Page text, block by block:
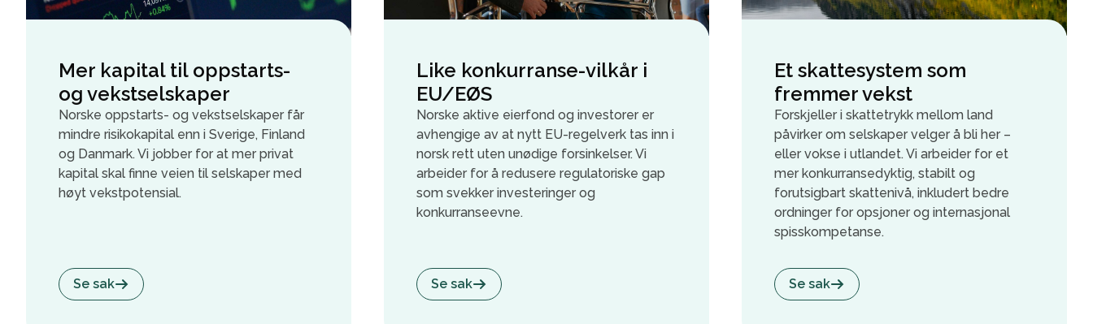
Mer kapital til oppstarts-
og vekstselskaper
Norske oppstarts- og vekstselskaper får
mindre risikokapital enn i Sverige, Finland
og Danmark. Vi jobber for at mer privat
kapital skal finne veien til selskaper med
høyt vekstpotensial.
Se sak
Like konkurranse-vilkår i
EU/EØS
Norske aktive eierfond og investorer er
avhengige av at nytt EU-regelverk tas inn i
norsk rett uten unødige forsinkelser. Vi
arbeider for å redusere regulatoriske gap
som svekker investeringer og
konkurranseevne.
Se sak
Et skattesystem som
fremmer vekst
Forskjeller i skattetrykk mellom land
påvirker om selskaper velger å bli her –
eller vokse i utlandet. Vi arbeider for et
mer konkurransedyktig, stabilt og
forutsigbart skattenivå, inkludert bedre
ordninger for opsjoner og internasjonal
spisskompetanse.
Se sak